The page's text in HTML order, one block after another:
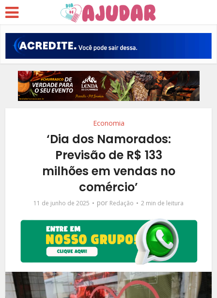
Economia
‘Dia dos Namorados:
Previsão de R$ 133
milhões em vendas no
comércio’
11 de junho de 2025 por Redação 2 min de leitura